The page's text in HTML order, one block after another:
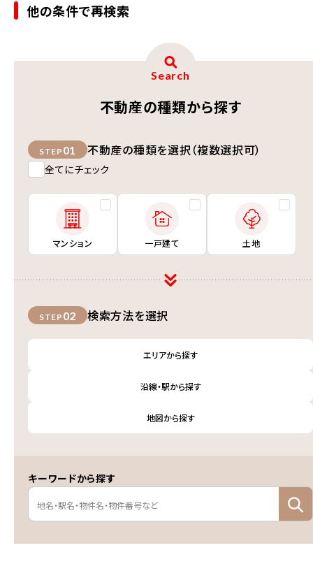
他の条件で再検索
Search
不動産の種類から探す
STEP 01 不動産の種類を選択（複数選択可）
全てにチェック
マンション 一戸建て 土地
STEP 02 検索方法を選択
エリアから探す
沿線・駅から探す
地図から探す
キーワードから探す